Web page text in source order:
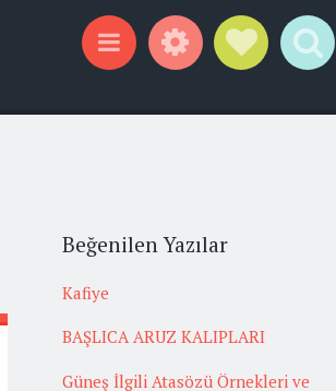
Beğenilen Yazılar
Kafiye
BAŞLICA ARUZ KALIPLARI
Güneş İlgili Atasözü Örnekleri ve